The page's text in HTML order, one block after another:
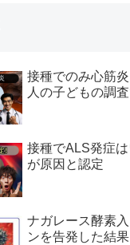
接種でのみ心筋
人の子どもの調査
接種でALS発症
が原因と認定
ナガレース酵素
ンを告発した結果